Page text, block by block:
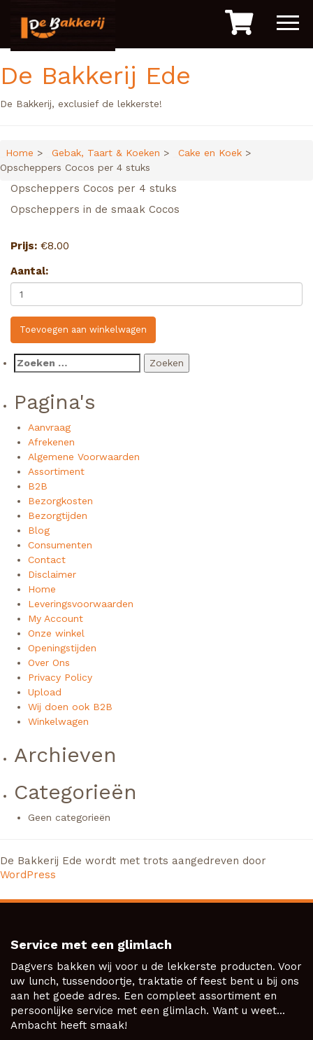
De Bakkerij Ede
De Bakkerij, exclusief de lekkerste!
Home > Gebak, Taart & Koeken > Cake en Koek >
Opscheppers Cocos per 4 stuks
Opscheppers Cocos per 4 stuks
Opscheppers in de smaak Cocos
Prijs: €8.00
Aantal:
Toevoegen aan winkelwagen
Zoeken
naar:
Pagina's
Aanvraag
Afrekenen
Algemene Voorwaarden
Assortiment
B2B
Bezorgkosten
Bezorgtijden
Blog
Consumenten
Contact
Disclaimer
Home
Leveringsvoorwaarden
My Account
Onze winkel
Openingstijden
Over Ons
Privacy Policy
Upload
Wij doen ook B2B
Winkelwagen
Archieven
Categorieën
Geen categorieën
De Bakkerij Ede wordt met trots aangedreven door
WordPress
Service met een glimlach
Dagvers bakken wij voor u de lekkerste producten. Voor
uw lunch, tussendoortje, traktatie of feest bent u bij ons
aan het goede adres. Een compleet assortiment en
persoonlijke service met een glimlach. Want u weet...
Ambacht heeft smaak!